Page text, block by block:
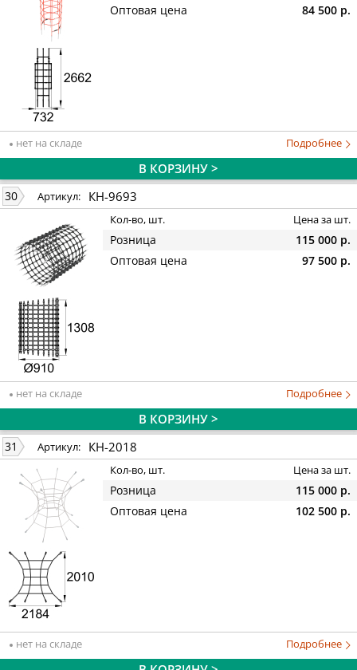
Оптовая цена
84 500 р.
нет на складе Подробнее
В КОРЗИНУ >
30 Артикул: КН-9693
Кол-во, шт. Цена за шт.
Розница
115 000 р.
Оптовая цена
97 500 р.
нет на складе Подробнее
В КОРЗИНУ >
31 Артикул: КН-2018
Кол-во, шт. Цена за шт.
Розница
115 000 р.
Оптовая цена
102 500 р.
нет на складе Подробнее